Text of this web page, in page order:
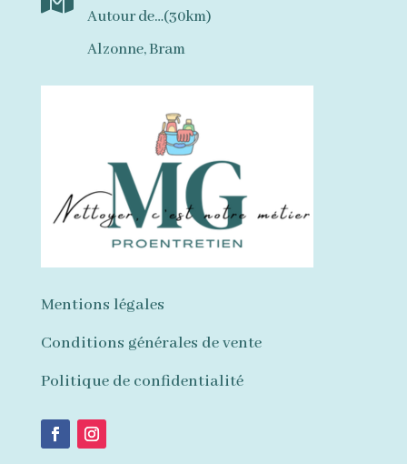
Autour de…(30km)
Alzonne, Bram
Mentions légales
Conditions générales de vente
Politique de confidentialité